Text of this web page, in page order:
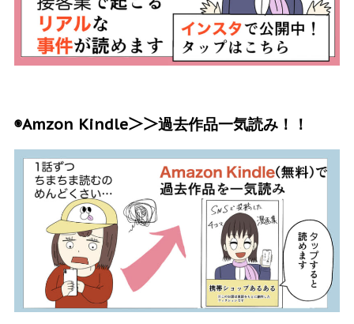
◉Amzon Kindle＞＞過去作品一気読み！！